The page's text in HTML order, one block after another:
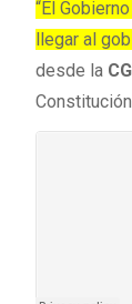
“El
llegar al
desde la